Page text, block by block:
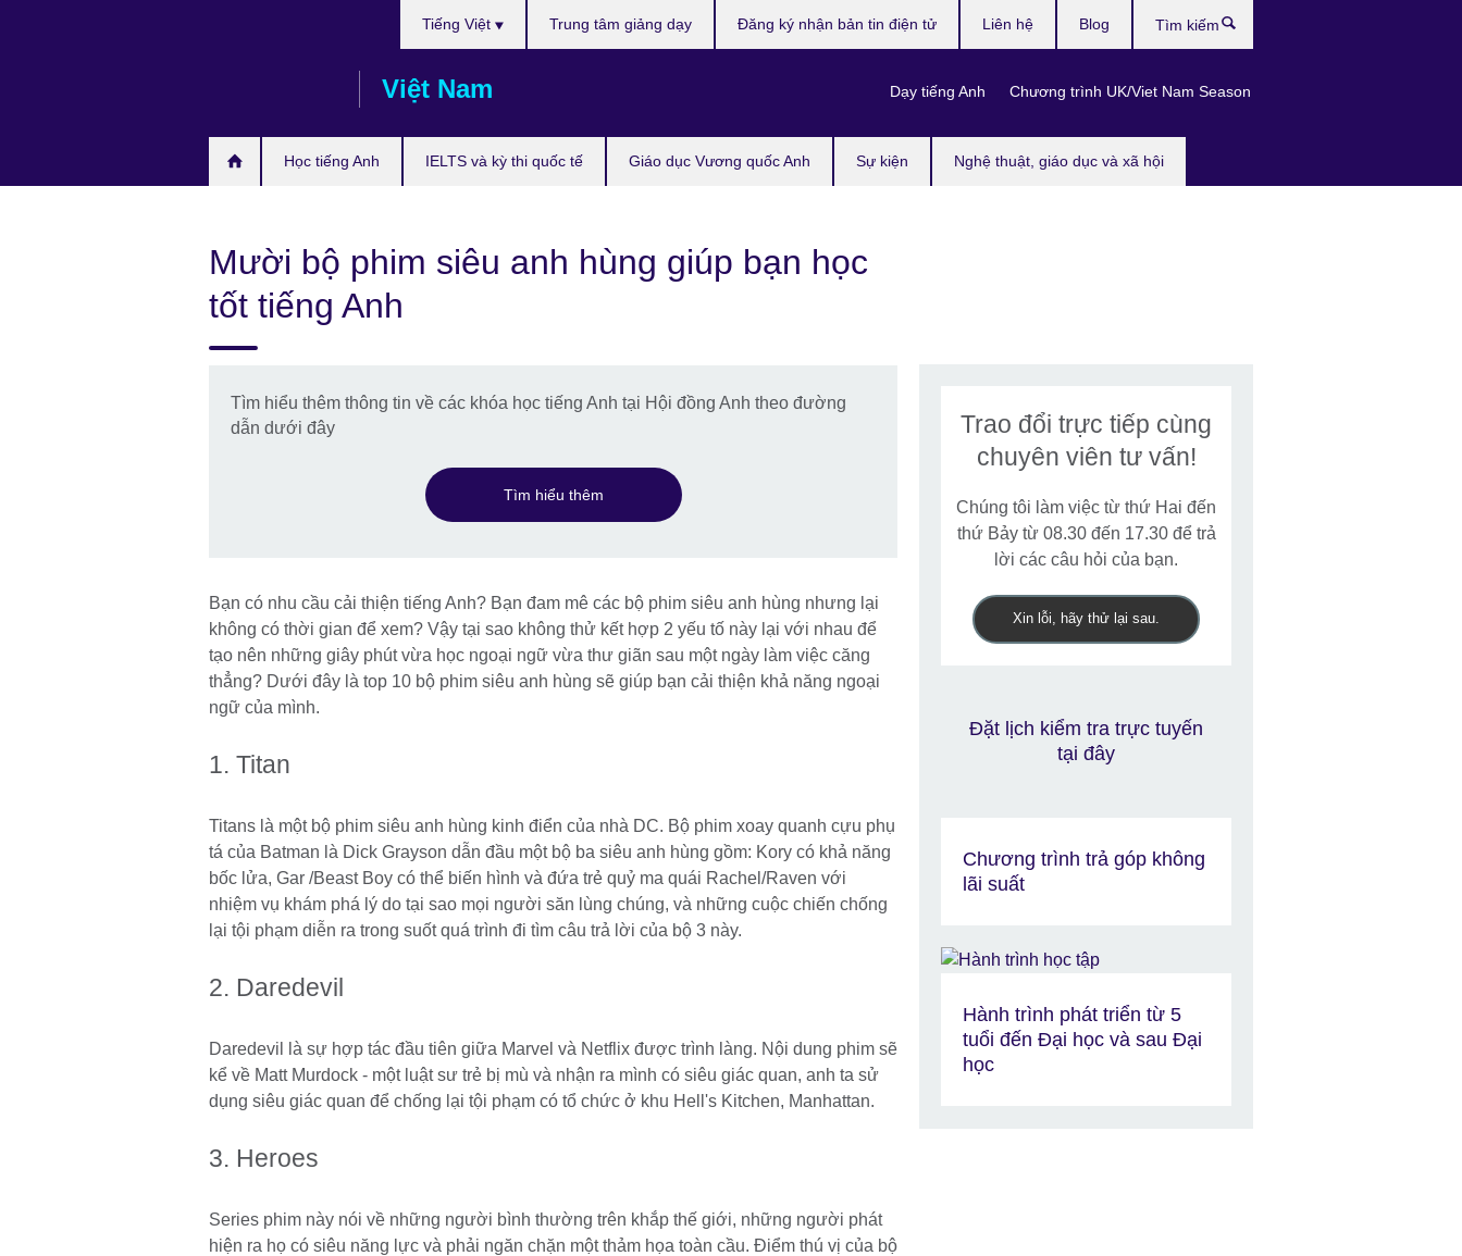
Việt Nam
Học tiếng Anh IELTS và kỳ thi quốc tế Giáo dục Vương quốc Anh Sự kiện Nghệ thuật, giáo dục và xã hội
Tiếng Việt
Dạy tiếng Anh Chương trình UK/Viet Nam Season
Trung tâm giảng dạy Đăng ký nhận bản tin điện tử Liên hệ Blog
kiếm
Mười bộ phim siêu anh hùng giúp bạn học
tốt tiếng Anh
Tìm hiểu thêm thông tin về các khóa học tiếng Anh tại Hội đồng Anh theo đường
dẫn dưới đây
Tìm hiểu thêm
Bạn có nhu cầu cải thiện tiếng Anh? Bạn đam mê các bộ phim siêu anh hùng nhưng lại
không có thời gian để xem? Vậy tại sao không thử kết hợp 2 yếu tố này lại với nhau để
tạo nên những giây phút vừa học ngoại ngữ vừa thư giãn sau một ngày làm việc căng
thẳng? Dưới đây là top 10 bộ phim siêu anh hùng sẽ giúp bạn cải thiện khả năng ngoại
ngữ của mình.
1. Titan
Titans là một bộ phim siêu anh hùng kinh điển của nhà DC. Bộ phim xoay quanh cựu phụ
tá của Batman là Dick Grayson dẫn đầu một bộ ba siêu anh hùng gồm: Kory có khả năng
bốc lửa, Gar /Beast Boy có thể biến hình và đứa trẻ quỷ ma quái Rachel/Raven với
nhiệm vụ khám phá lý do tại sao mọi người săn lùng chúng, và những cuộc chiến chống
lại tội phạm diễn ra trong suốt quá trình đi tìm câu trả lời của bộ 3 này.
2. Daredevil
Daredevil là sự hợp tác đầu tiên giữa Marvel và Netflix được trình làng. Nội dung phim sẽ
kể về Matt Murdock - một luật sư trẻ bị mù và nhận ra mình có siêu giác quan, anh ta sử
dụng siêu giác quan để chống lại tội phạm có tổ chức ở khu Hell's Kitchen, Manhattan.
3. Heroes
Series phim này nói về những người bình thường trên khắp thế giới, những người phát
hiện ra họ có siêu năng lực và phải ngăn chặn một thảm họa toàn cầu. Điểm thú vị của bộ
Trao đổi trực tiếp cùng
chuyên viên tư vấn!
Chúng tôi làm việc từ thứ Hai đến
thứ Bảy từ 08.30 đến 17.30 để trả
lời các câu hỏi của bạn.
Xin lỗi, hãy thử lại sau.
Đặt lịch kiểm tra trực tuyến
tại đây
Chương trình trả góp không
lãi suất
Hành trình phát triển từ 5
tuổi đến Đại học và sau Đại
học